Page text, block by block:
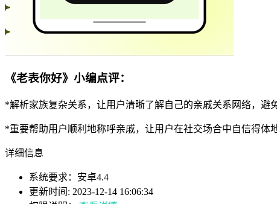
《老表你好》小编点评：
*解析家族复杂关系，让用户清晰了解自己的亲戚关系网络，避
*重要帮助用户顺利地称呼亲戚，让用户在社交场合中自信得体
详细信息
系统要求：安卓4.4
更新时间: 2023-12-14 16:06:34